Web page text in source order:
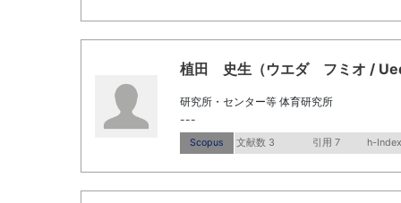
植田 史生（ウエダ フミオ /
研究所・センター等 体育研究所
---
Scopus 文献数 3 引用 7 h-